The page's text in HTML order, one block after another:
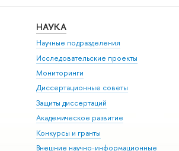
НАУКА
Научные подразделения
Исследовательские проекты
Мониторинги
Диссертационные советы
Защиты диссертаций
Академическое развитие
Конкурсы и гранты
Внешние научно-информационные